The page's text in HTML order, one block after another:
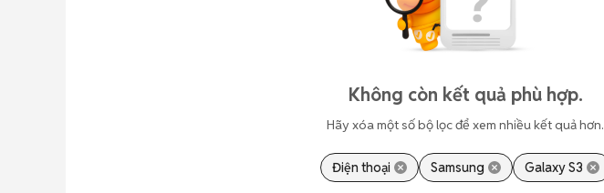
Không còn kết quả phù hợp.
Hãy xóa một số bộ lọc để xem nhiều kết quả hơn.
Điện thoại Samsung Galaxy S3